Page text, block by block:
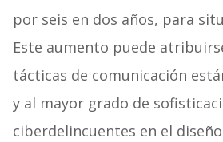
por seis en dos años, para
Este aumento puede
tácticas de comunicación
y al mayor grado de
ciberdelincuentes en el